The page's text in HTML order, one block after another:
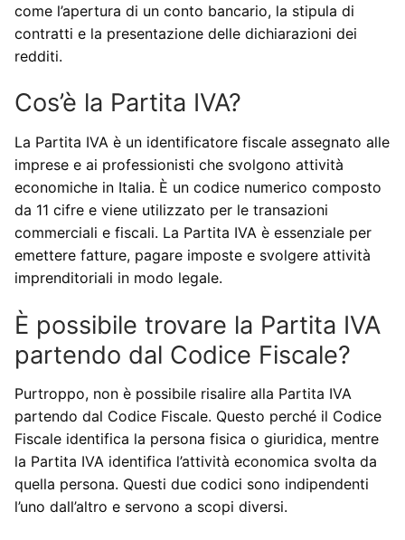
come l’apertura di un conto bancario, la stipula di
contratti e la presentazione delle dichiarazioni dei
redditi.
Cos’è la Partita IVA?
La Partita IVA è un identificatore fiscale assegnato alle
imprese e ai professionisti che svolgono attività
economiche in Italia. È un codice numerico composto
da 11 cifre e viene utilizzato per le transazioni
commerciali e fiscali. La Partita IVA è essenziale per
emettere fatture, pagare imposte e svolgere attività
imprenditoriali in modo legale.
È possibile trovare la Partita IVA
partendo dal Codice Fiscale?
Purtroppo, non è possibile risalire alla Partita IVA
partendo dal Codice Fiscale. Questo perché il Codice
Fiscale identifica la persona fisica o giuridica, mentre
la Partita IVA identifica l’attività economica svolta da
quella persona. Questi due codici sono indipendenti
l’uno dall’altro e servono a scopi diversi.